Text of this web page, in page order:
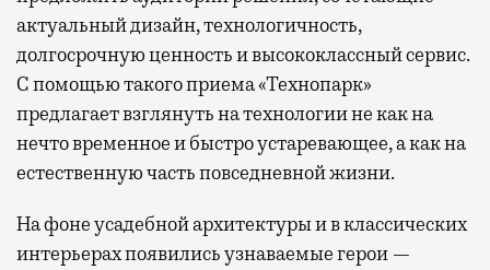
актуальный дизайн, технологичность,
долгосрочную ценность и высококлассный сервис.
С помощью такого приема «Технопарк»
предлагает взглянуть на технологии не как на
нечто временное и быстро устаревающее, а как на
естественную часть повседневной жизни.
На фоне усадебной архитектуры и в классических
интерьерах появились узнаваемые герои —